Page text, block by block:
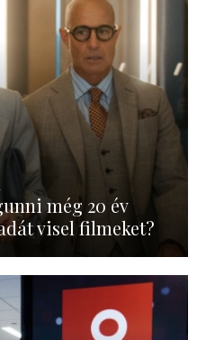
még 20 év
visel filmeket?